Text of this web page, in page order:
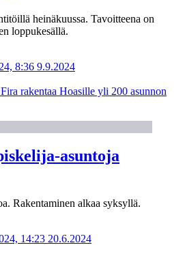
heinäkuussa. Tavoitteena on
loppukesällä.
8:36 9.9.2024
rakentaa Hoasille yli 200 asunnon
asuntoja
Rakentaminen alkaa syksyllä.
14:23 20.6.2024